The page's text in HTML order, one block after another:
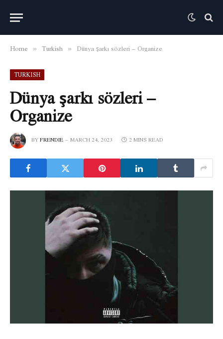
Home » Turkish » Dünya şarkı sözleri – Organize
TURKISH
Dünya şarkı sözleri –
Organize
BYFRENDIE MARCH 24, 2023 2 MINS READ